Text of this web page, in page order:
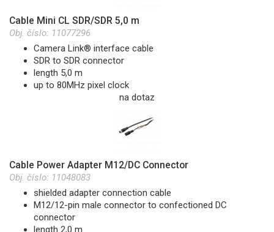
Cable Mini CL SDR/SDR 5,0 m
Obj. číslo: 11077296
Camera Link® interface cable
SDR to SDR connector
length 5,0 m
up to 80MHz pixel clock
na dotaz
Cable Power Adapter M12/DC Connector
Obj. číslo: 11048083
shielded adapter connection cable
M12/12-pin male connector to confectioned DC
connector
length 2,0 m